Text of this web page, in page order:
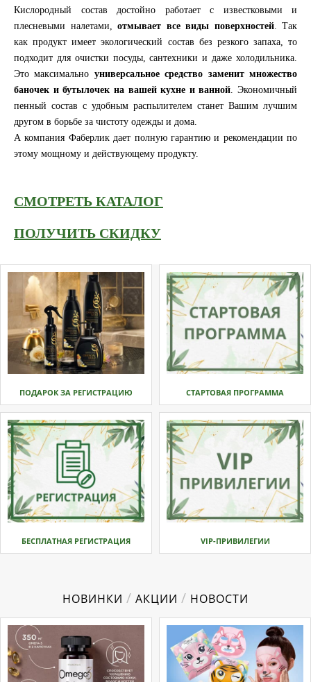
Кислородный состав достойно работает с известковыми и
плесневыми налетами, отмывает все виды поверхностей. Так
как продукт имеет экологический состав без резкого запаха, то
подходит для очистки посуды, сантехники и даже холодильника.
Это максимально универсальное средство заменит множество
баночек и бутылочек на вашей кухне и ванной . Экономичный
пенный состав с удобным распылителем станет Вашим лучшим
другом в борьбе за чистоту одежды и дома.
А компания Фаберлик дает полную гарантию и рекомендации по
этому мощному и действующему продукту.
СМОТРЕТЬ КАТАЛОГ
ПОЛУЧИТЬ СКИДКУ
ПОДАРОК ЗА РЕГИСТРАЦИЮ СТАРТОВАЯ ПРОГРАММА
БЕСПЛАТНАЯ РЕГИСТРАЦИЯ VIP-ПРИВИЛЕГИИ
НОВИНКИ / АКЦИИ / НОВОСТИ